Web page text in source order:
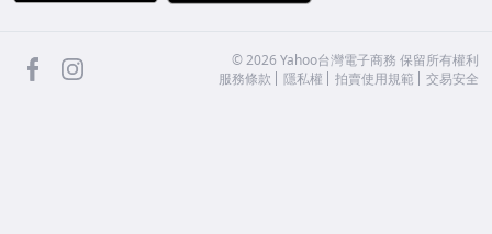
facebook ©2026 Yahoo台灣電子商務 保留所有權利
服務條款
隱私權 拍賣使用規範 交易安全